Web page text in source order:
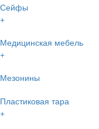
Сейфы
+
Медицинская мебель
+
Мезонины
Пластиковая тара
+